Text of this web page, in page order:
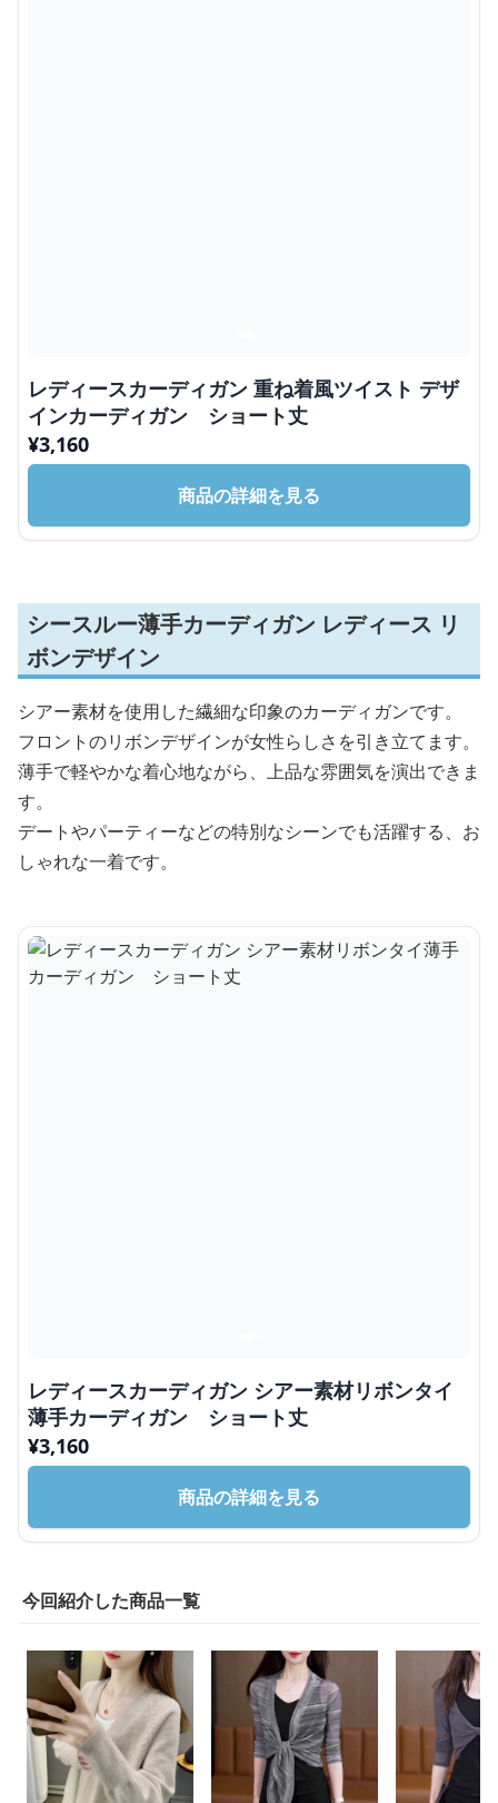
レディースカーディガン 重ね着風ツイスト デザ
インカーディガン ショート丈
¥3,160
商品の詳細を見る
シースルー薄手カーディガン レディース リ
ボンデザイン
シアー素材を使用した繊細な印象のカーディガンです。
フロントのリボンデザインが女性らしさを引き立てます。
薄手で軽やかな着心地ながら、上品な雰囲気を演出できま
す。
デートやパーティーなどの特別なシーンでも活躍する、お
しゃれな一着です。
レディースカーディガン シアー素材リボンタイ
薄手カーディガン ショート丈
¥3,160
商品の詳細を見る
今回紹介した商品一覧